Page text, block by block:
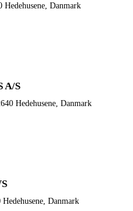
Danmark
A/S
Hedehusene, Danmark
Danmark